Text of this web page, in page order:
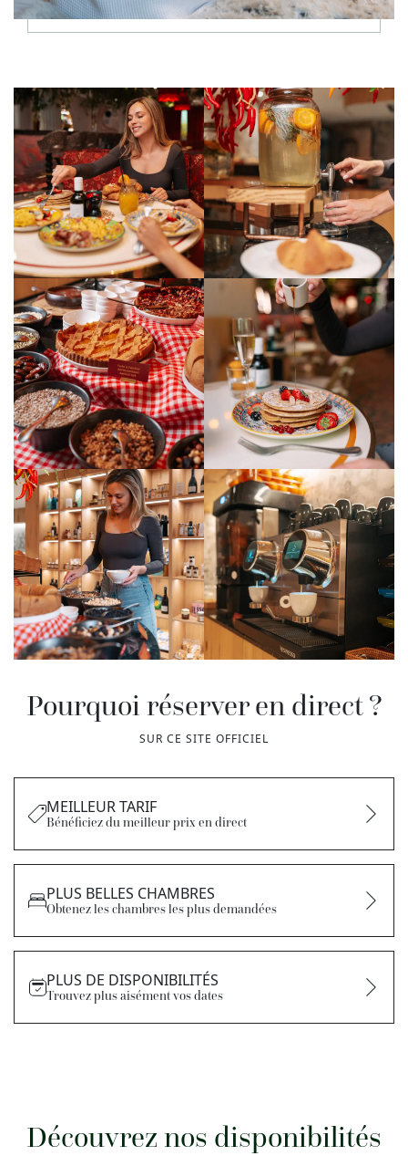
Pourquoi réserver en direct ?
SUR CE SITE OFFICIEL
MEILLEUR TARIF
Bénéficiez du meilleur prix en direct
PLUS BELLES CHAMBRES
Obtenez les chambres les plus demandées
PLUS DE DISPONIBILITÉS
Trouvez plus aisément vos dates
Découvrez nos disponibilités